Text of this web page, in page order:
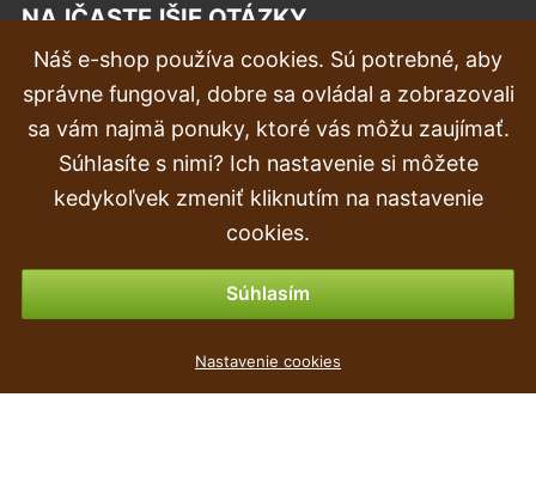
NAJČASTEJŠIE OTÁZKY
Reklamácia
Doprava a doručenie
Objednávka
Vrátenie tovaru & vrátenie peňazí
Náš e-shop používa cookies. Sú potrebné, aby
správne fungoval, dobre sa ovládal a zobrazovali
sa vám najmä ponuky, ktoré vás môžu zaujímať.
Súhlasíte s nimi? Ich nastavenie si môžete
kedykoľvek zmeniť kliknutím na nastavenie
cookies.
Súhlasím
Nastavenie cookies